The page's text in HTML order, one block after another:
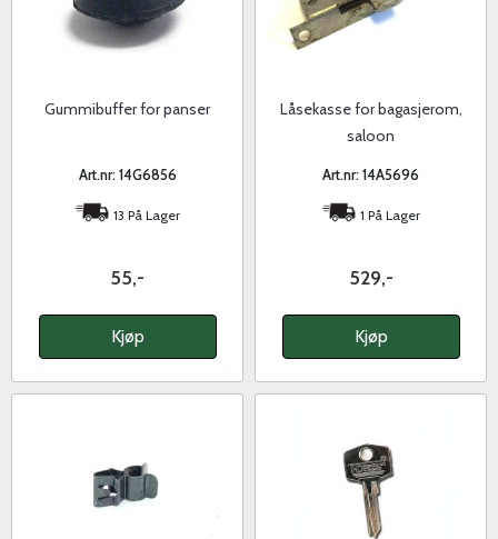
Gummibuffer for panser
Art.nr: 14G6856
13 På Lager
55,-
Kjøp
Låsekasse for bagasjerom,
saloon
Art.nr: 14A5696
1 På Lager
529,-
Kjøp